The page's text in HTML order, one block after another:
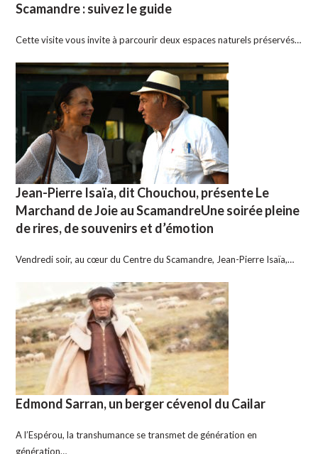
Scamandre : suivez le guide
Cette visite vous invite à parcourir deux espaces naturels préservés…
Jean-Pierre Isaïa, dit Chouchou, présente Le
Marchand de Joie au ScamandreUne soirée pleine
de rires, de souvenirs et d’émotion
Vendredi soir, au cœur du Centre du Scamandre, Jean-Pierre Isaïa,…
Edmond Sarran, un berger cévenol du Cailar
A l’Espérou, la transhumance se transmet de génération en
génération…